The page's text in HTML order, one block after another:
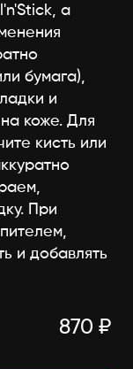
а
бумага),
и
коже. Для
кисть или
При
и добавлять
870 ₽